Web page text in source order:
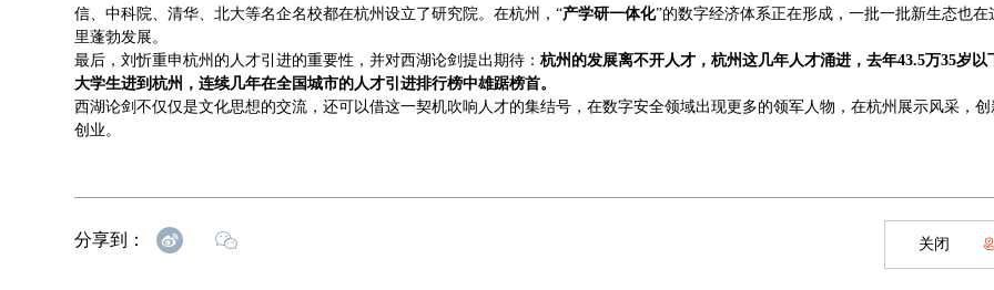
信、中科院、清华、北大等名企名校都在杭州设立了研究院。在杭州，“产学研一体化”的数字经济体系正在形成，一批一批新生态也在
里蓬勃发展。
最后，刘忻重申杭州的人才引进的重要性，并对西湖论剑提出期待：杭州的发展离不开人才，杭州这几年人才涌进，去年43.5万35岁以
大学生进到杭州，连续几年在全国城市的人才引进排行榜中雄踞榜首。
西湖论剑不仅仅是文化思想的交流，还可以借这一契机吹响人才的集结号，在数字安全领域出现更多的领军人物，在杭州展示风采，创
创业。
分享到： 关闭